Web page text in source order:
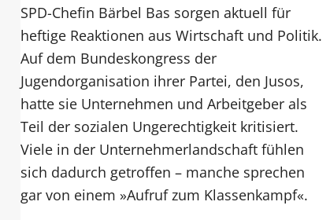
SPD-Chefin Bärbel Bas sorgen aktuell für
heftige Reaktionen aus Wirtschaft und Politik.
Auf dem Bundeskongress der
Jugendorganisation ihrer Partei, den Jusos,
hatte sie Unternehmen und Arbeitgeber als
Teil der sozialen Ungerechtigkeit kritisiert.
Viele in der Unternehmerlandschaft fühlen
sich dadurch getroffen – manche sprechen
gar von einem »Aufruf zum Klassenkampf«.